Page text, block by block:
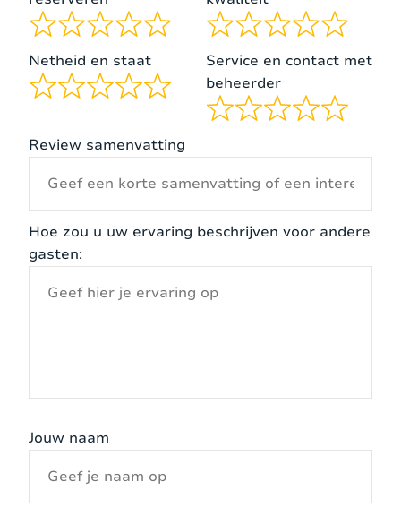
mogelijkheden voor sportieve ontspanning. De
villa heeft een gasbarbecue en er zijn
verschillende zithoeken verspreid over het terrein
om van de omgeving te genieten. er is ook
voldoende parkeergelegenheid bij de woning.
Netheid en staat
Service en contact met
beheerder
Review samenvatting
Hoe zou u uw ervaring beschrijven voor andere
gasten:
Jouw naam